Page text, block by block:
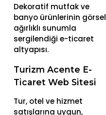
Dekoratif mutfak ve
banyo ürünlerinin görsel
ağırlıklı sunumla
sergilendiği e-ticaret
altyapısı.
Turizm Acente E-
Ticaret Web Sitesi
Tur, otel ve hizmet
satışlarına uygun,